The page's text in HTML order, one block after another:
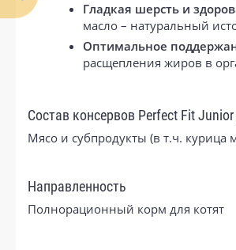
Гладкая шерсть и
масло – натуральный
Оптимальное
расщепления жиров в
Состав консервов Perfect Fit
Мясо и субпродукты (в т.ч.
Направленность
Полнорационный корм для котят